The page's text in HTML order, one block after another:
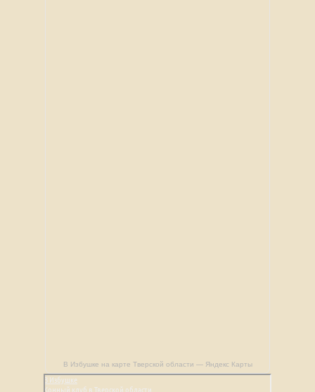
В Избушке на карте Тверской области — Яндекс Карты
В Избушке
Конный клуб в Тверской области